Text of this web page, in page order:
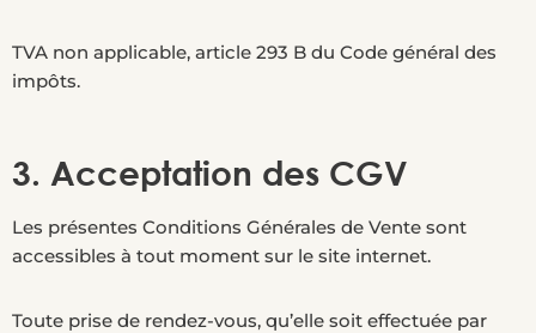
TVA non applicable, article 293 B du Code général des
impôts.
3. Acceptation des CGV
Les présentes Conditions Générales de Vente sont
accessibles à tout moment sur le site internet.
Toute prise de rendez-vous, qu’elle soit effectuée par